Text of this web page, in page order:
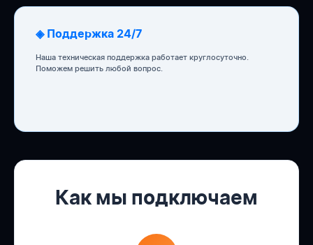
◈ Поддержка 24/7
Наша техническая поддержка работает круглосуточно.
Поможем решить любой вопрос.
Как мы подключаем